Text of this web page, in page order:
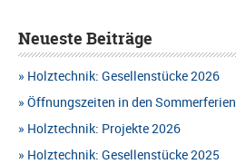
Neueste Beiträge
Holztechnik: Gesellenstücke 2026
Öffnungszeiten in den Sommerferien
Holztechnik: Projekte 2026
Holztechnik: Gesellenstücke 2025